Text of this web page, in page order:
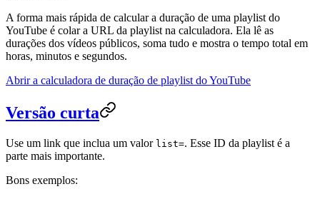
A forma mais rápida de calcular a duração de uma playlist do
YouTube é colar a URL da playlist na calculadora. Ela lê as
durações dos vídeos públicos, soma tudo e mostra o tempo total em
horas, minutos e segundos.
Abrir a calculadora de duração de playlist do YouTube
Versão curta
Use um link que inclua um valor list=. Esse ID da playlist é a
parte mais importante.
Bons exemplos: